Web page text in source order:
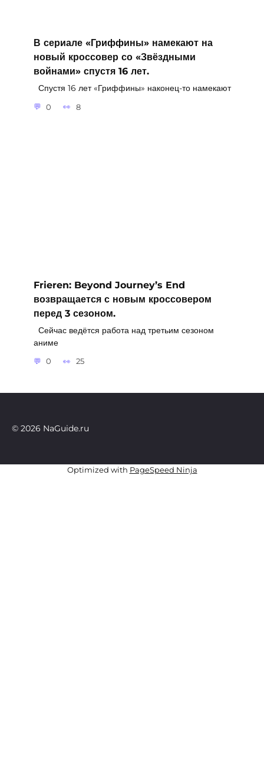
В сериале «Гриффины» намекают на
новый кроссовер со «Звёздными
войнами» спустя 16 лет.
Спустя 16 лет «Гриффины» наконец-то намекают
0 8
Frieren: Beyond Journey’s End
возвращается с новым кроссовером
перед 3 сезоном.
Сейчас ведётся работа над третьим сезоном
аниме
0 25
© 2026 NaGuide.ru
Optimized with PageSpeed Ninja